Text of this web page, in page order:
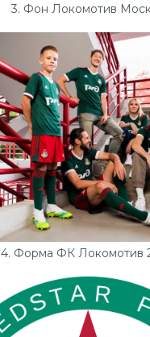
3. Фон Локомотив
4. Форма ФК Локомотив